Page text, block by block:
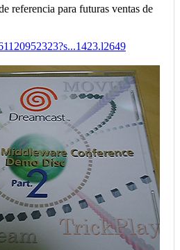
referencia para futuras ventas de